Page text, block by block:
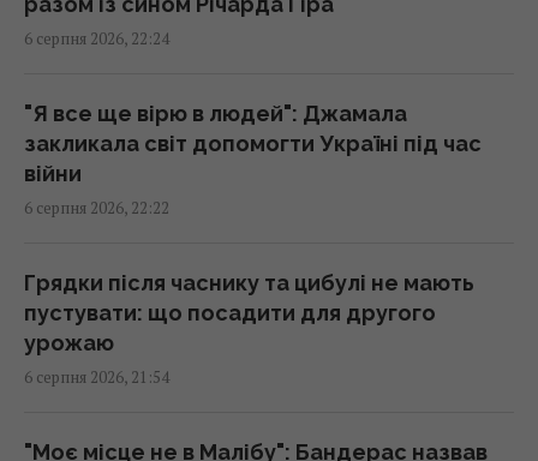
серед туристів, виявився підробкою
20:49 четвер, 06 серпня 2026
Ці знаки на долоні є не у всіх: що вони
означають
завданням, - Business Insider
20:18 четвер, 06 серпня 2026
6 серпня 2026, 22:24
"Я все ще вірю в людей": Джамала
закликала світ допомогти Україні під час
війни
6 серпня 2026, 22:22
Грядки після часнику та цибулі не мають
пустувати: що посадити для другого
урожаю
6 серпня 2026, 21:54
"Моє місце не в Малібу": Бандерас назвав